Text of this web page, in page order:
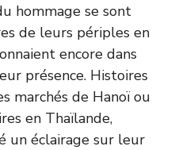
hommage se sont
de leurs périples en
encore dans
présence. Histoires
marchés de Hanoï ou
en Thaïlande,
un éclairage sur leur